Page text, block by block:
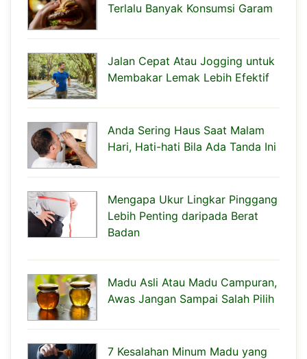
Terlalu Banyak Konsumsi Garam
Jalan Cepat Atau Jogging untuk
Membakar Lemak Lebih Efektif
Anda Sering Haus Saat Malam
Hari, Hati-hati Bila Ada Tanda Ini
Mengapa Ukur Lingkar Pinggang
Lebih Penting daripada Berat
Badan
Madu Asli Atau Madu Campuran,
Awas Jangan Sampai Salah Pilih
7 Kesalahan Minum Madu yang